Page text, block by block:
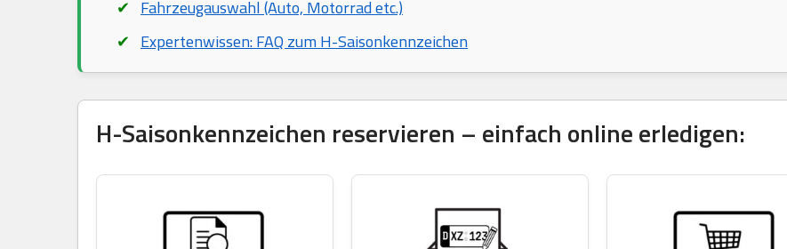
Fahrzeugauswahl (Auto, Motorrad etc.)
Expertenwissen: FAQ zum H-Saisonkennzeichen
H-Saisonkennzeichen reservieren – einfach online erledigen: